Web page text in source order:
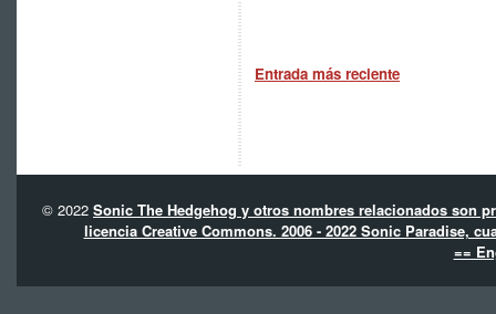
Entrada más reciente
© 2022 Sonic The Hedgehog y otros nombres relacionados son
licencia Creative Commons. 2006 - 2022 Sonic Paradise,
==